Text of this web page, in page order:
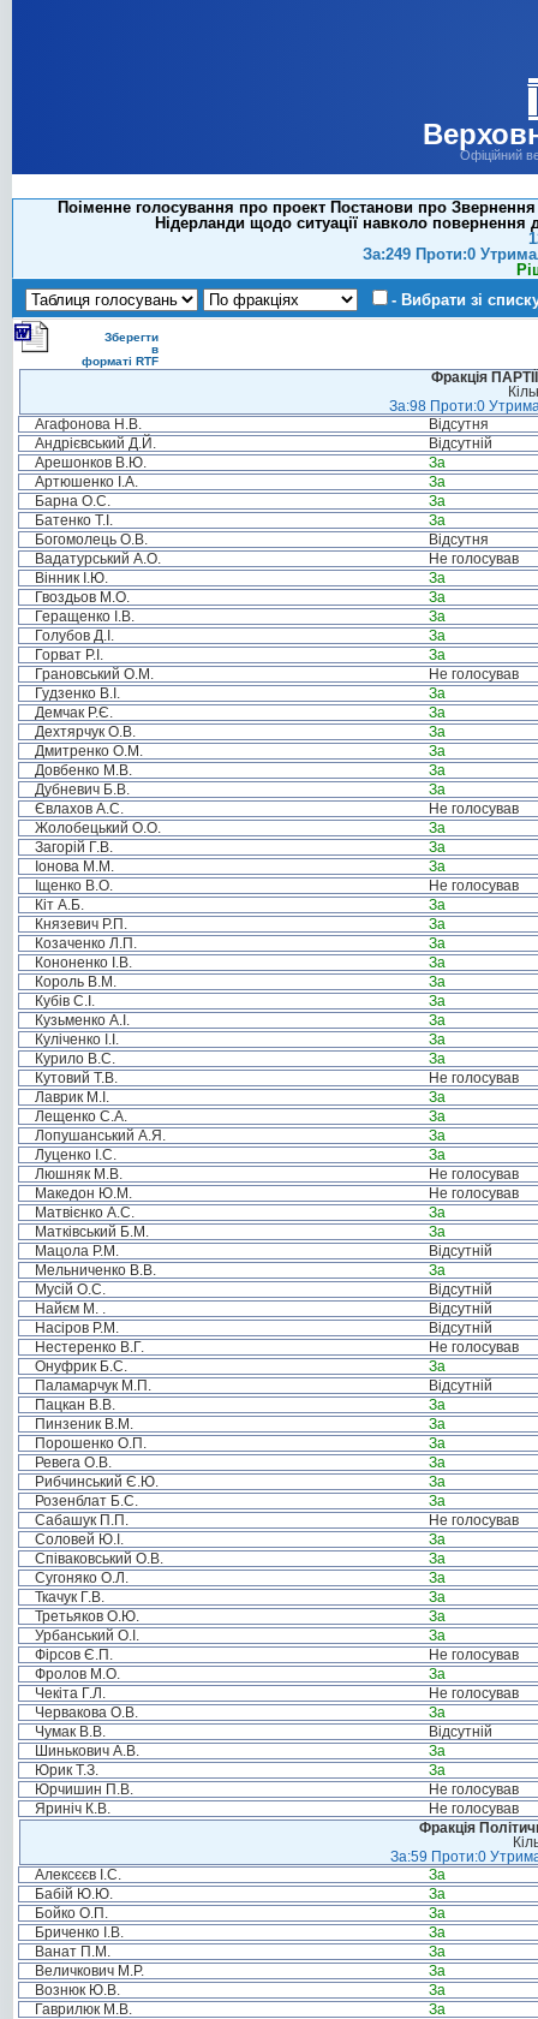
Офіційний
Поіменне голосування про проект Постанови про
Нідерланди щодо ситуації навколо повернення
За:249 Проти:0
- Вибрати зі
Зберегти
в
форматі RTF
Фракція
За:98 Проти:0
Агафонова Н.В.
Відсутня
Андрієвський Д.Й.
Відсутній
Арешонков В.Ю.
За
Артюшенко І.А.
За
Барна О.С.
За
Батенко Т.І.
За
Богомолець О.В.
Відсутня
Вадатурський А.О.
Не голосував
Вінник І.Ю.
За
Гвоздьов М.О.
За
Геращенко І.В.
За
Голубов Д.І.
За
Горват Р.І.
За
Грановський О.М.
Не голосував
Гудзенко В.І.
За
Демчак Р.Є.
За
Дехтярчук О.В.
За
Дмитренко О.М.
За
Довбенко М.В.
За
Дубневич Б.В.
За
Євлахов А.С.
Не голосував
Жолобецький О.О.
За
Загорій Г.В.
За
Іонова М.М.
За
Іщенко В.О.
Не голосував
Кіт А.Б.
За
Князевич Р.П.
За
Козаченко Л.П.
За
Кононенко І.В.
За
Король В.М.
За
Кубів С.І.
За
Кузьменко А.І.
За
Куліченко І.І.
За
Курило В.С.
За
Кутовий Т.В.
Не голосував
Лаврик М.І.
За
Лещенко С.А.
За
Лопушанський А.Я.
За
Луценко І.С.
За
Люшняк М.В.
Не голосував
Македон Ю.М.
Не голосував
Матвієнко А.С.
За
Матківський Б.М.
За
Мацола Р.М.
Відсутній
Мельниченко В.В.
За
Мусій О.С.
Відсутній
Найєм М. .
Відсутній
Насіров Р.М.
Відсутній
Нестеренко В.Г.
Не голосував
Онуфрик Б.С.
За
Паламарчук М.П.
Відсутній
Пацкан В.В.
За
Пинзеник В.М.
За
Порошенко О.П.
За
Ревега О.В.
За
Рибчинський Є.Ю.
За
Розенблат Б.С.
За
Сабашук П.П.
Не голосував
Соловей Ю.І.
За
Співаковський О.В.
За
Сугоняко О.Л.
За
Ткачук Г.В.
За
Третьяков О.Ю.
За
Урбанський О.І.
За
Фірсов Є.П.
Не голосував
Фролов М.О.
За
Чекіта Г.Л.
Не голосував
Червакова О.В.
За
Чумак В.В.
Відсутній
Шинькович А.В.
За
Юрик Т.З.
За
Юрчишин П.В.
Не голосував
Яриніч К.В.
Не голосував
Фракція
За:59 Проти:0
Алексєєв І.С.
За
Бабій Ю.Ю.
За
Бойко О.П.
За
Бриченко І.В.
За
Ванат П.М.
За
Величкович М.Р.
За
Вознюк Ю.В.
За
Гаврилюк М.В.
За